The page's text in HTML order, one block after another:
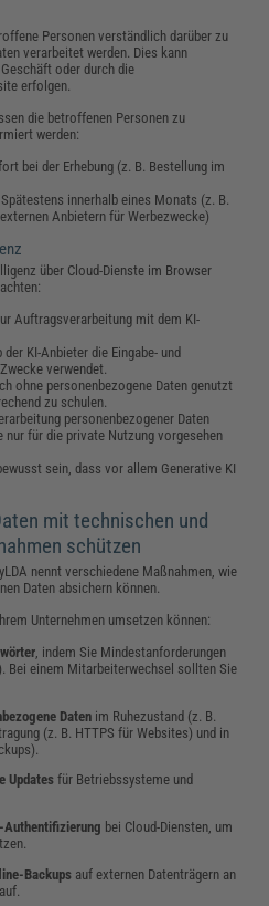
Personen verständlich darüber zu
verarbeitet werden. Dies kann
oder durch die
erfolgen.
die betroffenen Personen zu
werden:
bei der Erhebung (z. B. Bestellung im
Spätestens innerhalb eines Monats (z. B.
Anbietern für Werbezwecke)
über Cloud-Dienste im Browser
Auftragsverarbeitung mit dem KI-
KI-Anbieter die Eingabe- und
verwendet.
ohne personenbezogene Daten genutzt
zu schulen.
personenbezogener Daten
nur für die private Nutzung vorgesehen
sein, dass vor allem Generative KI
mit technischen und
schützen
nennt verschiedene Maßnahmen, wie
Daten absichern können.
Unternehmen umsetzen können:
, indem Sie Mindestanforderungen
Bei einem Mitarbeiterwechsel sollten Sie
Daten im Ruhezustand (z. B.
(z. B. HTTPS für Websites) und in
Updates für Betriebssysteme und
Authentifizierung bei Cloud-Diensten, um
Backups auf externen Datenträgern an